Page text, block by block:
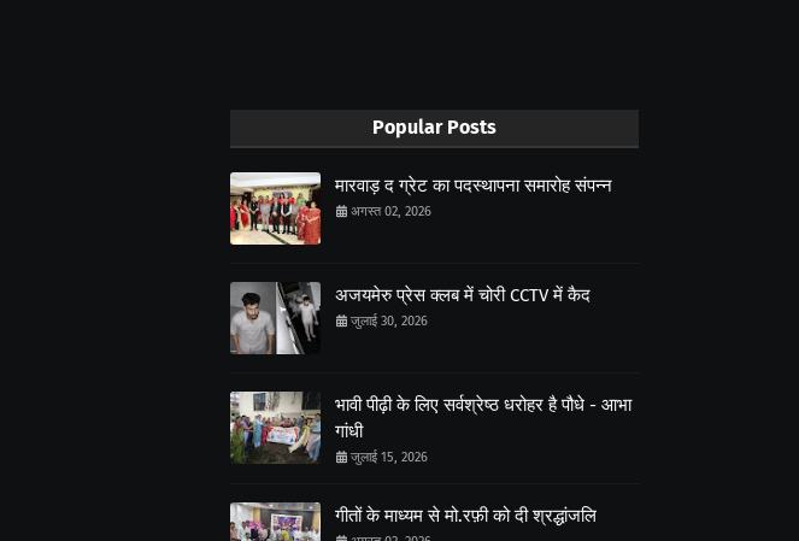
Popular Posts
मारवाड़ द ग्रेट का पदस्थापना समारोह संपन्न
अगस्त 02, 2026
अजयमेरु प्रेस क्लब में चोरी CCTV में कैद
जुलाई 30, 2026
भावी पीढ़ी के लिए सर्वश्रेष्ठ धरोहर है पौधे - आभा
गांधी
जुलाई 15, 2026
गीतों के माध्यम से मो.रफ़ी को दी श्रद्धांजलि